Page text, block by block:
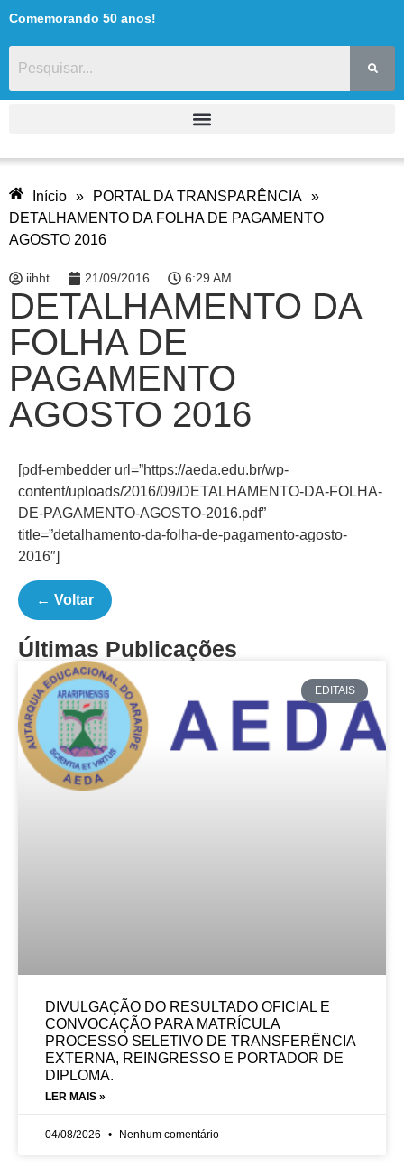
Comemorando 50 anos!
Início » PORTAL DA TRANSPARÊNCIA »
DETALHAMENTO DA FOLHA DE PAGAMENTO
AGOSTO 2016
iihht 21/09/2016 6:29 AM
DETALHAMENTO DA
FOLHA DE
PAGAMENTO
AGOSTO 2016
[pdf-embedder url=”https://aeda.edu.br/wp-
content/uploads/2016/09/DETALHAMENTO-DA-FOLHA-
DE-PAGAMENTO-AGOSTO-2016.pdf”
title=”detalhamento-da-folha-de-pagamento-agosto-
2016″]
← Voltar
Últimas Publicações
EDITAIS
DIVULGAÇÃO DO RESULTADO OFICIAL E
CONVOCAÇÃO PARA MATRÍCULA
PROCESSO SELETIVO DE TRANSFERÊNCIA
EXTERNA, REINGRESSO E PORTADOR DE
DIPLOMA.
LER MAIS »
04/08/2026 Nenhum comentário